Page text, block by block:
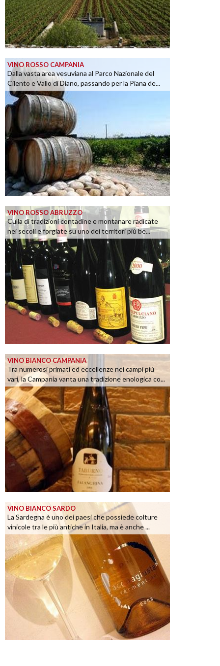
VINO ROSSO CAMPANIA
Dalla vasta area vesuviana al Parco Nazionale del
Cilento e Vallo di Diano, passando per la Piana de...
VINO ROSSO ABRUZZO
Culla di tradizioni contadine e montanare radicate
nei secoli e forgiate su uno dei territori più be...
VINO BIANCO CAMPANIA
Tra numerosi primati ed eccellenze nei campi più
vari, la Campania vanta una tradizione enologica co...
VINO BIANCO SARDO
La Sardegna è uno dei paesi che possiede colture
vinicole tra le più antiche in Italia, ma è anche ...